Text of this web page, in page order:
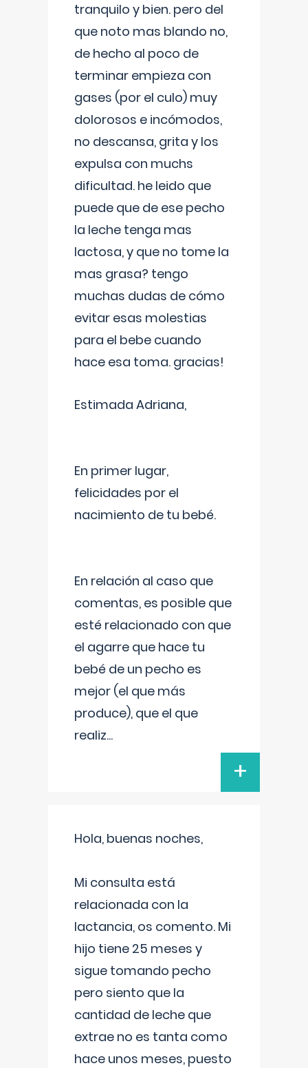
tranquilo y bien. pero del
que noto mas blando no,
de hecho al poco de
terminar empieza con
gases (por el culo) muy
dolorosos e incómodos,
no descansa, grita y los
expulsa con muchs
dificultad. he leido que
puede que de ese pecho
la leche tenga mas
lactosa, y que no tome la
mas grasa? tengo
muchas dudas de cómo
evitar esas molestias
para el bebe cuando
hace esa toma. gracias!
Estimada Adriana,
En primer lugar,
felicidades por el
nacimiento de tu bebé.
En relación al caso que
comentas, es posible que
esté relacionado con que
el agarre que hace tu
bebé de un pecho es
mejor (el que más
produce), que el que
realiz...
+
Hola, buenas noches,
Mi consulta está
relacionada con la
lactancia, os comento. Mi
hijo tiene 25 meses y
sigue tomando pecho
pero siento que la
cantidad de leche que
extrae no es tanta como
hace unos meses, puesto